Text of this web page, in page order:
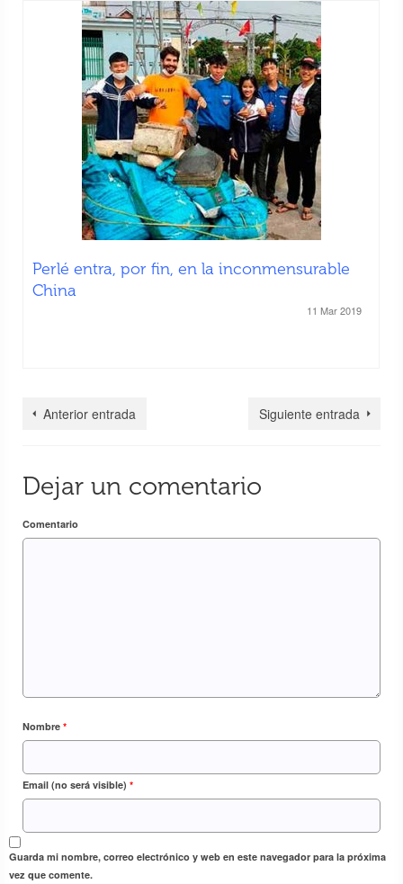
Perlé entra, por fin, en la inconmensurable
China
11 Mar 2019
Anterior entrada Siguiente entrada
Dejar un comentario
Comentario
Nombre *
Email (no será visible) *
Guarda mi nombre, correo electrónico y web en este navegador para la próxima
vez que comente.